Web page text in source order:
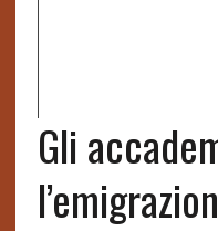
Gli